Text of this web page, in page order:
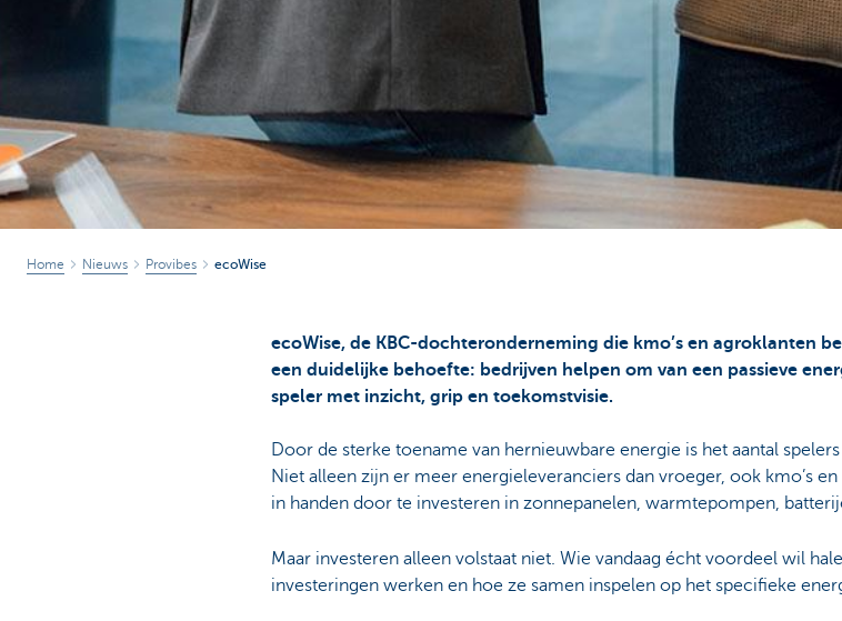
Home Nieuws Provibes ecoWise
ecoWise, de KBC-dochteronderneming die kmo’s en agroklanten
een duidelijke behoefte: bedrijven helpen om van een passieve
speler met inzicht, grip en toekomstvisie.
Door de sterke toename van hernieuwbare energie is het aantal
Niet alleen zijn er meer energieleveranciers dan vroeger, ook kmo’s
in handen door te investeren in zonnepanelen, warmtepompen,
Maar investeren alleen volstaat niet. Wie vandaag écht voordeel wil
investeringen werken en hoe ze samen inspelen op het specifieke